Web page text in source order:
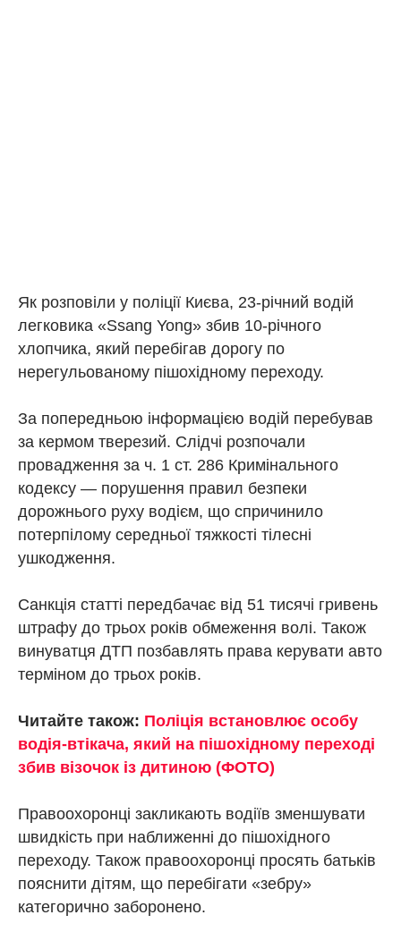
Як розповіли у поліції Києва, 23-річний водій
легковика «Ssang Yong» збив 10-річного
хлопчика, який перебігав дорогу по
нерегульованому пішохідному переходу.
За попередньою інформацією водій перебував
за кермом тверезий. Слідчі розпочали
провадження за ч. 1 ст. 286 Кримінального
кодексу — порушення правил безпеки
дорожнього руху водієм, що спричинило
потерпілому середньої тяжкості тілесні
ушкодження.
Санкція статті передбачає від 51 тисячі гривень
штрафу до трьох років обмеження волі. Також
винуватця ДТП позбавлять права керувати авто
терміном до трьох років.
Читайте також: Поліція встановлює особу
водія-втікача, який на пішохідному переході
збив візочок із дитиною (ФОТО)
Правоохоронці закликають водіїв зменшувати
швидкість при наближенні до пішохідного
переходу. Також правоохоронці просять батьків
пояснити дітям, що перебігати «зебру»
категорично заборонено.